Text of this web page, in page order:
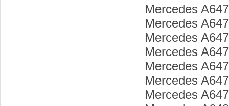
Mercedes
Mercedes
Mercedes
Mercedes
Mercedes
Mercedes
Mercedes